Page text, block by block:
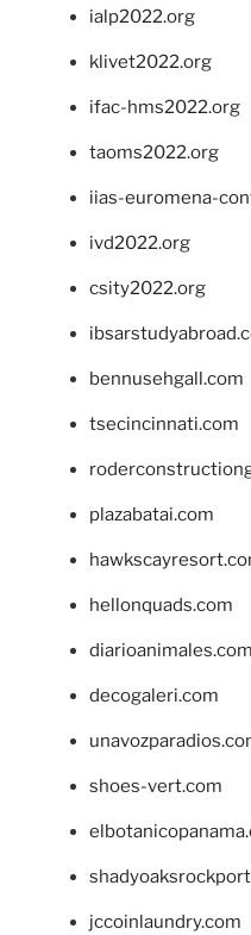
ialp2022.org
klivet2022.org
ifac-hms2022.org
taoms2022.org
iias-euromena-
ivd2022.org
csity2022.org
bennusehgall.com
tsecincinnati.com
plazabatai.com
hellonquads.com
diarioanimales.com
decogaleri.com
shoes-vert.com
jccoinlaundry.com